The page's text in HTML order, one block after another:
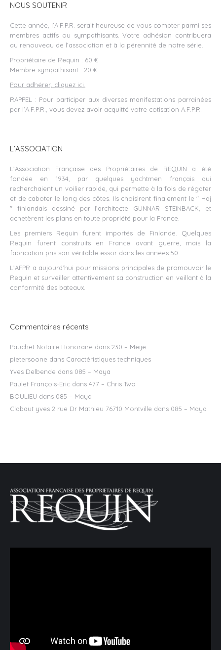
NOUS SOUTENIR
Cette année, l’A.F.P.R. serait heureuse de vous compter parmi ses
membres actifs ou sympathisants. Votre adhésion contribuera
au renouveau de l’association et à la pérennité de notre série.
Propriétaire de Requin : 60 €
Membre sympathisant : 20 €
Pour adhérer, cliquez ici.
RAPPEL : Pour participer aux diverses manifestations parrainées
par l’A.F.P.R., vous devez avoir acquitté votre cotisation A.F.P.R.
L’ASSOCIATION
L’Association Française des Propriétaires de REQUIN a été
fondée en 1934, par quelques yachtmen français qui
recherchaient un voilier rapide, qui permette à la fois de régater
et de caboter le long des côtes. Ils choisirent finalement le " Haj
" finlandais dessiné par l’architecte GUNNAR STEINBACK, et
achetèrent les plans en toute propriété pour la France.
Les premiers Requin furent importés de Finlande. Quelques
Requin furent construits en France avant guerre, mais la
fabrication pris son véritable essor dans les années 50.
L’AFPR a aujourd'hui pour missions principales de promouvoir le
Requin et surveiller attentivement sa construction en veillant à la
conformité des bateaux.
Commentaires récents
Pauchet Notaire Honoraire dans 230 – Meije
pietersoone dans Caractéristiques techniques
Yves Delbende dans 085 – Maya
Paulet François-Eric dans 477 – Chris Two
BOULIEU dans 085 – Maya
Clabaut yves 2 rue Dr Mathieu 76710 Montville dans 085 – Maya